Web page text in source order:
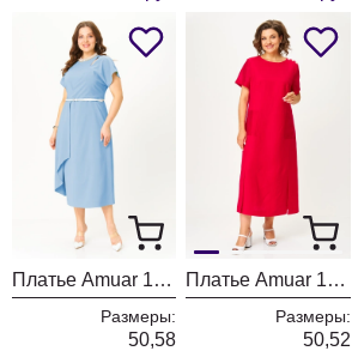
Платье Amuar 1044-2
Размеры:
50,58
Платье Amuar 1048
Размеры:
50,52